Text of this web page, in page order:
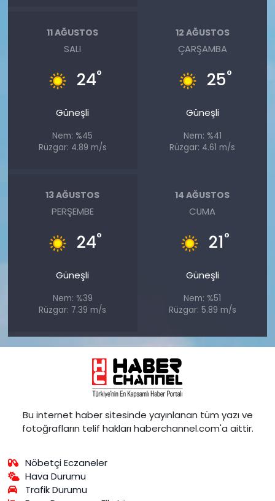
11 AĞUSTOS
SALI
24°
Güneşli
Nem: %45
Rüzgar: 4.89 m/s
12 AĞUSTOS
ÇARŞAMBA
25°
Güneşli
Nem: %41
Rüzgar: 4.61 m/s
13 AĞUSTOS
PERŞEMBE
24°
Güneşli
Nem: %39
Rüzgar: 7.39 m/s
14 AĞUSTOS
CUMA
21°
Güneşli
Nem: %51
Rüzgar: 5.89 m/s
Bu internet haber sitesinde yayınlanan tüm yazı ve
fotoğrafların telif hakları haberchannel.com'a aittir.
Nöbetçi Eczaneler
Hava Durumu
Trafik Durumu